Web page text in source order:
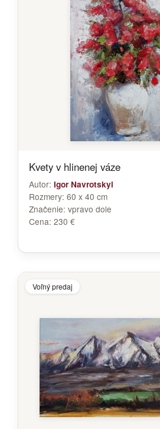
Kvety v hlinenej váze
Autor: Igor Navrotskyi
Rozmery: 60 x 40 cm
Značenie: vpravo dole
Cena: 230 €
Voľný predaj